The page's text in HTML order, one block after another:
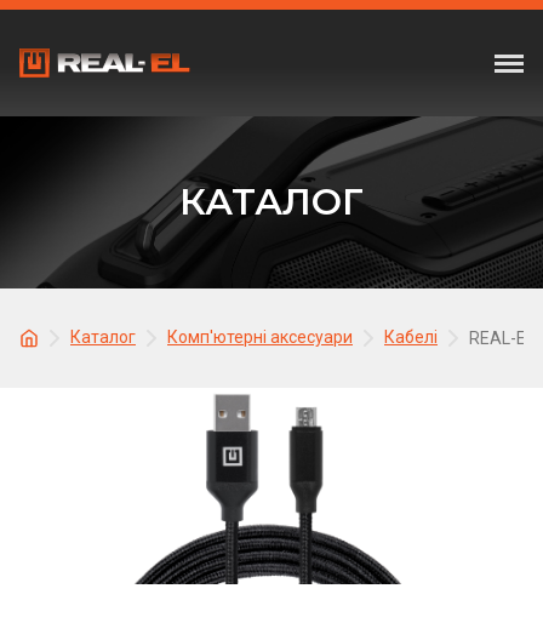
КАТАЛОГ
Каталог Комп'ютерні аксесуари Кабелі REAL-EL